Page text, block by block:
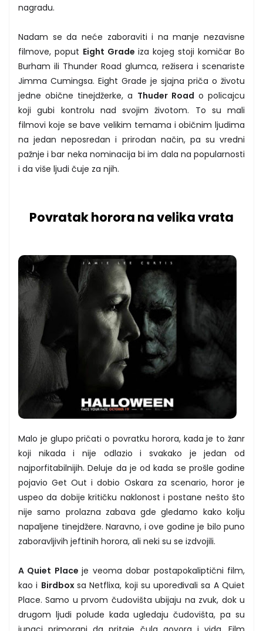
nagradu.
Nadam se da neće zaboraviti i na manje nezavisne
filmove, poput Eight Grade iza kojeg stoji komičar Bo
Burham ili Thunder Road glumca, režisera i scenariste
Jimma Cumingsa. Eight Grade je sjajna priča o životu
jedne obične tinejdžerke, a Thuder Road o policajcu
koji gubi kontrolu nad svojim životom. To su mali
filmovi koje se bave velikim temama i običnim ljudima
na jedan neposredan i prirodan način, pa su vredni
pažnje i bar neka nominacija bi im dala na popularnosti
i da više ljudi čuje za njih.
Povratak horora na velika vrata
Malo je glupo pričati o povratku horora, kada je to žanr
koji nikada i nije odlazio i svakako je jedan od
najporfitabilnijih. Deluje da je od kada se prošle godine
pojavio Get Out i dobio Oskara za scenario, horor je
uspeo da dobije kritičku naklonost i postane nešto što
nije samo prolazna zabava gde gledamo kako kolju
napaljene tinejdžere. Naravno, i ove godine je bilo puno
zaboravljivih jeftinih horora, ali neki su se izdvojili.
A Quiet Placeje veoma dobar postapokaliptični film,
kao i Birdbox sa Netflixa, koji su upoređivali sa A Quiet
Place. Samo u prvom čudovišta ubijaju na zvuk, dok u
drugom ljudi polude kada ugledaju čudovišta, pa su